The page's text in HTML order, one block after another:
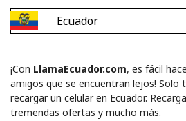
¡Con LlamaEcuador.com, es fácil
amigos que se encuentran lejos! Solo
recargar un celular en Ecuador.
tremendas ofertas y mucho más.